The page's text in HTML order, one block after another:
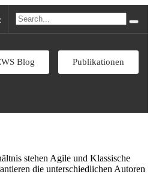
Blog Publikationen
stehen Agile und Klassische
die unterschiedlichen Autoren